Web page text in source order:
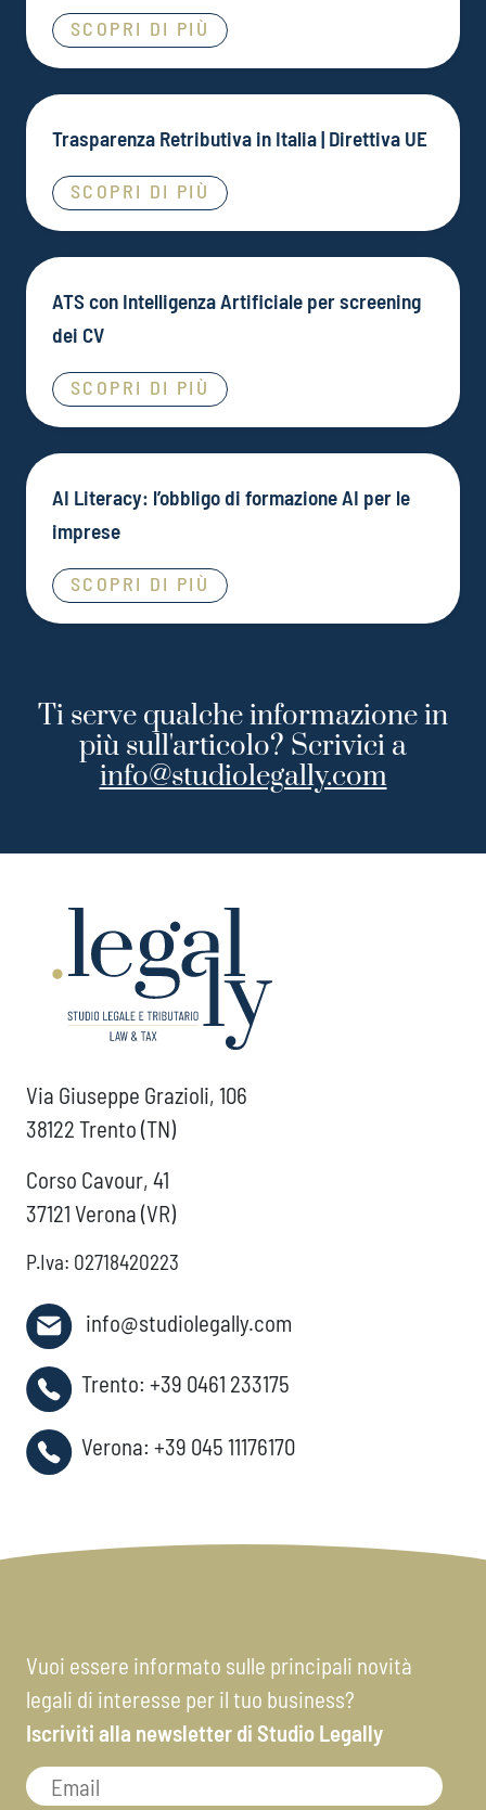
SCOPRI DI PIÙ
Trasparenza Retributiva in Italia | Direttiva UE
SCOPRI DI PIÙ
ATS con Intelligenza Artificiale per screening
dei CV
SCOPRI DI PIÙ
AI Literacy: l’obbligo di formazione AI per le
imprese
SCOPRI DI PIÙ
Ti serve qualche informazione in
più sull'articolo? Scrivici a
info@studiolegally.com
Via Giuseppe Grazioli, 106
38122 Trento (TN)
Corso Cavour, 41
37121 Verona (VR)
P.Iva: 02718420223
info@studiolegally.com
Trento: +39 0461 233175
Verona: +39 045 11176170
Vuoi essere informato sulle principali novità
legali di interesse per il tuo business?
Iscriviti alla newsletter di Studio Legally